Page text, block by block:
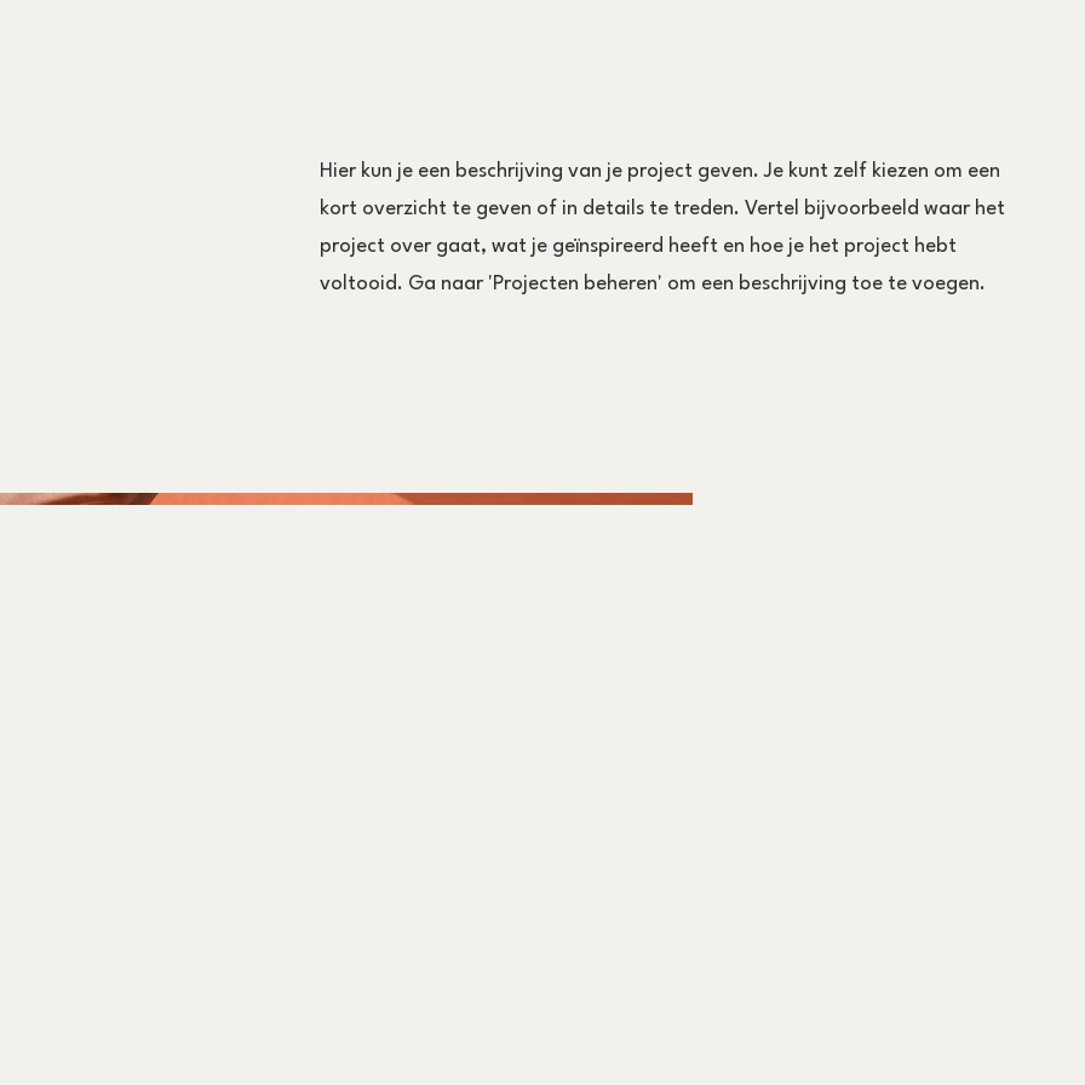
Hier kun je een beschrijving van je project geven. Je kunt zelf kiezen om een
kort overzicht te geven of in details te treden. Vertel bijvoorbeeld waar het
project over gaat, wat je geïnspireerd heeft en hoe je het project hebt
voltooid. Ga naar 'Projecten beheren' om een beschrijving toe te voegen.